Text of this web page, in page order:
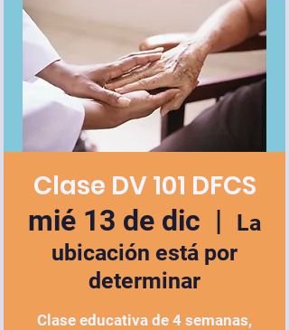
Clase DV 101 DFCS
mié 13 de dic
  |
La
ubicación está por
determinar
Clase educativa de 4 semanas,